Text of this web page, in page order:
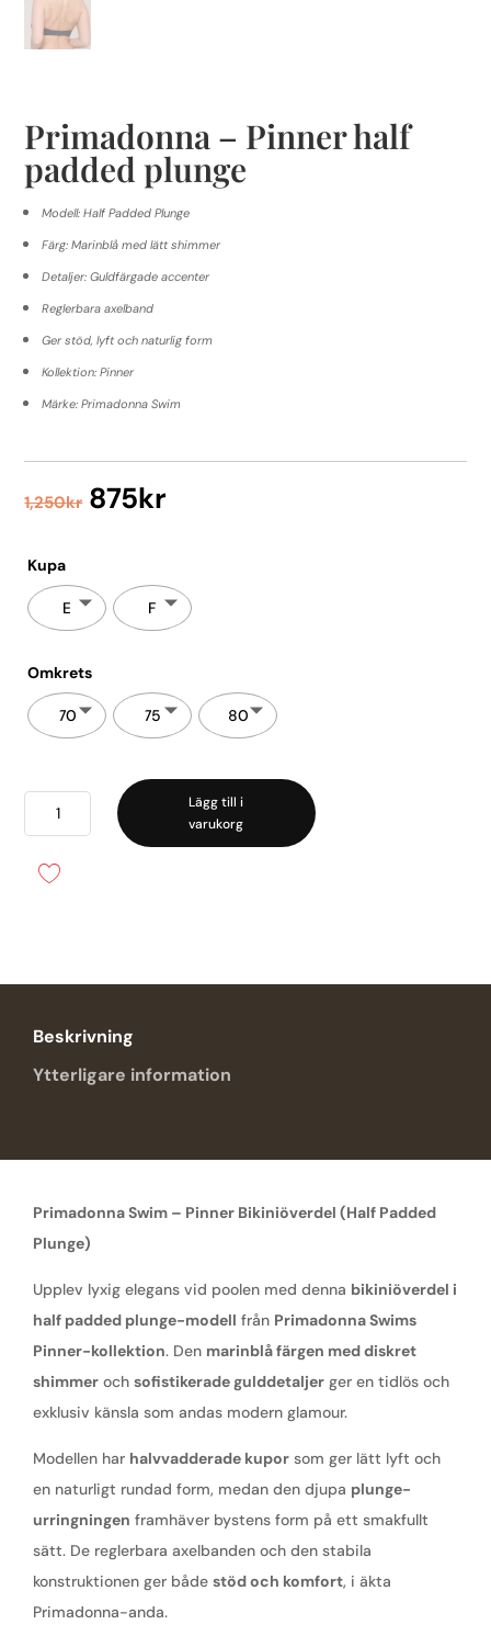
Primadonna – Pinner half
padded plunge
Modell: Half Padded Plunge
Färg: Marinblå med lätt shimmer
Detaljer: Guldfärgade accenter
Reglerbara axelband
Ger stöd, lyft och naturlig form
Kollektion: Pinner
Märke: Primadonna Swim
1,250kr Det
1,250kr.
875kr
875kr.
Kupa
E F
Omkrets
70 75 80
half
Lägg till i
varukorg
Beskrivning
Ytterligare information
Primadonna Swim – Pinner Bikiniöverdel (Half Padded
Plunge)
Upplev lyxig elegans vid poolen med denna bikiniöverdel i
half padded plunge-modell från Primadonna Swims
Pinner-kollektion. Den marinblå färgen med diskret
shimmer och sofistikerade gulddetaljer ger en tidlös och
exklusiv känsla som andas modern glamour.
Modellen har halvvadderade kupor som ger lätt lyft och
en naturligt rundad form, medan den djupa plunge-
urringningen framhäver bystens form på ett smakfullt
sätt. De reglerbara axelbanden och den stabila
konstruktionen ger både stöd och komfort, i äkta
Primadonna-anda.